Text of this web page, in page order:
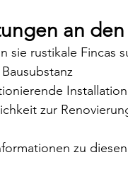
an
sie rustikale Fincas
zur
zu